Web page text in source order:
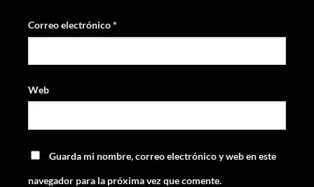
Correo electrónico*
Web
Guarda mi nombre, correo electrónico y web en este
navegador para la próxima vez que comente.